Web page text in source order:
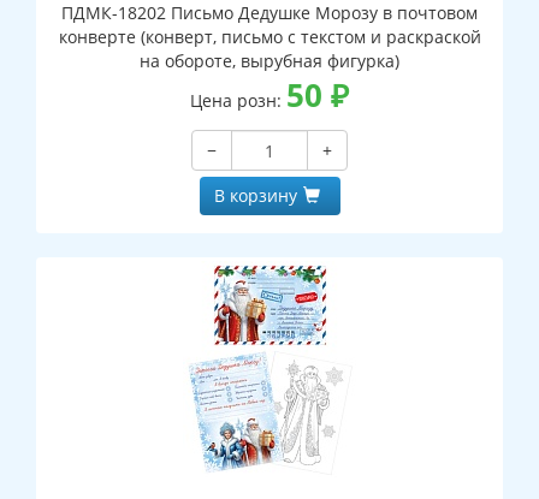
ПДМК-18202 Письмо Дедушке Морозу в почтовом
конверте (конверт, письмо с текстом и раскраской
на обороте, вырубная фигурка)
Цена розн: 50 ₽
−
+
В корзину